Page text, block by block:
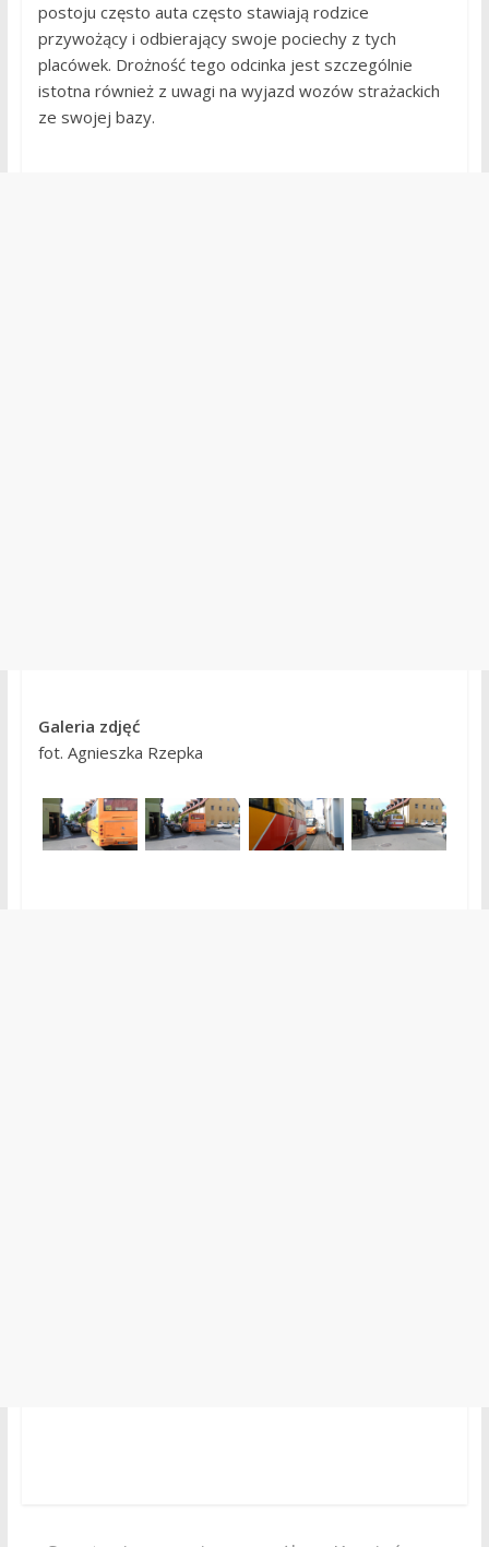
postoju często auta często stawiają rodzice
przywożący i odbierający swoje pociechy z tych
placówek. Drożność tego odcinka jest szczególnie
istotna również z uwagi na wyjazd wozów strażackich
ze swojej bazy.
Galeria zdjęć
fot. Agnieszka Rzepka